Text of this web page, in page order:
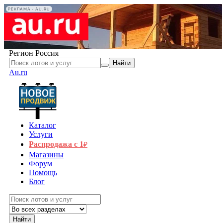
РЕКЛАМА • AU.RU
Регион Россия
Найти
Au.ru
Каталог
Услуги
Распродажа с 1₽
Магазины
Форум
Помощь
Блог
Найти